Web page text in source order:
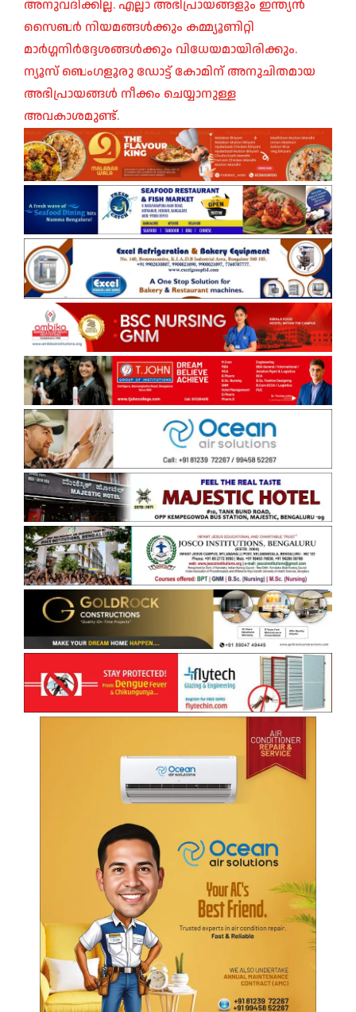
അനുവദിക്കില്ല. എല്ലാ അഭിപ്രായങ്ങളും ഇന്ത്യൻ
സൈബർ നിയമങ്ങൾക്കും കമ്മ്യൂണിറ്റി
മാർഗ്ഗനിർദ്ദേശങ്ങൾക്കും വിധേയമായിരിക്കും.
ന്യൂസ് ബെംഗളൂരു ഡോട്ട് കോമിന് അനുചിതമായ
അഭിപ്രായങ്ങൾ നീക്കം ചെയ്യാനുള്ള
അവകാശമുണ്ട്.